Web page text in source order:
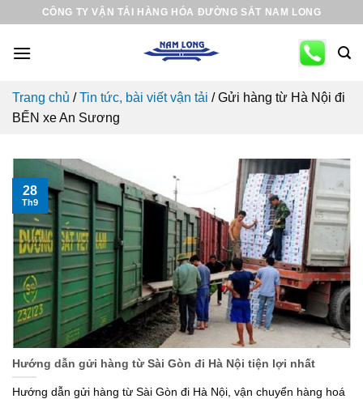
content
CÔNG TY VẬN TẢI HÀNG HÓA ĐƯỜNG SẮT NAM LONG
Trang chủ /Tin tức, bài viết vận tải /Gửi hàng từ Hà Nội đi
BẾN xe An Sương
Hướng dẫn gửi hàng từ Sài Gòn đi Hà Nội tiện lợi nhất
Hướng dẫn gửi hàng từ Sài Gòn đi Hà Nội, vận chuyển hàng hoá
28
Th9